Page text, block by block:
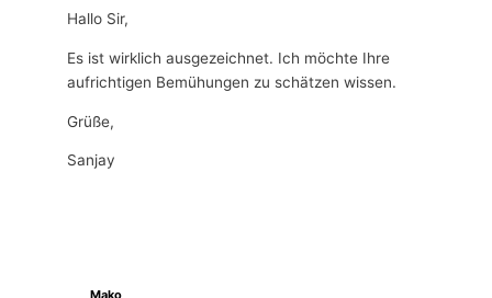
Hallo Sir,
Es ist wirklich ausgezeichnet. Ich möchte Ihre
aufrichtigen Bemühungen zu schätzen wissen.
Grüße,
Sanjay
Mako